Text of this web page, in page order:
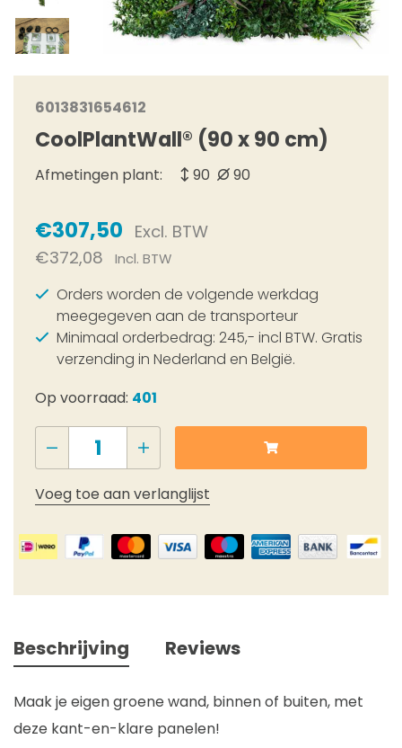
6013831654612
CoolPlantWall® (90 x 90 cm)
Afmetingen plant: 90 90
€307,50 Excl. BTW
€372,08
Incl. BTW
Orders worden de volgende werkdag
meegegeven aan de transporteur
Minimaal orderbedrag: 245,- incl BTW. Gratis
verzending in Nederland en België.
Op voorraad: 401
Voeg toe aan verlanglijst
Beschrijving Reviews
Maak je eigen groene wand, binnen of buiten, met
deze kant-en-klare panelen!